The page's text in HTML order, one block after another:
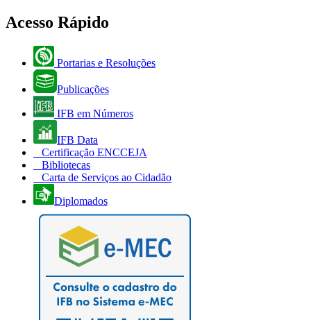
Acesso Rápido
Portarias e Resoluções
Publicações
IFB em Números
IFB Data
Certificação ENCCEJA
Bibliotecas
Carta de Serviços ao Cidadão
Diplomados